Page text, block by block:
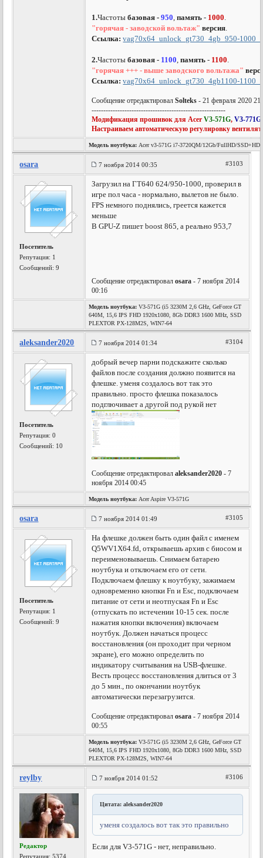
1.Частотыбазовая -950,память - 1000.
"горячая - заводской вольтаж" версия.
Ссылка: vag70x64_unlock_gt730_4gb_950-
2.Частотыбазовая - 1100,память - 1100.
"горячая +++ - выше заводского вольтажа"
Ссылка: vag70x64_unlock_gt730_4gb1100-
Сообщение отредактировалSolteks - 21 февраля 2020
---------------------------------------------------------
Модификация прошивок для AcerV3-571G,V3-771G
Настраиваем автоматическую регулировку
Модель ноутбука: Acer v3-571G i7-3720QM/12Gb/FullHD/
osara 7 ноября 2014 00:35 #3103
Посетитель
Репутация: 1
Сообщений: 9
Загрузил на ГТ640 624/950-1000, проверил в
игре пол часа - нормально, вылетов не было.
FPS немного поднялись, греется кажется
меньше
В GPU-Z пишет boost 865, а реально 953,7
Сообщение отредактировалosara - 7 ноября 2014
00:16
Модель ноутбука: V3-571G (i5 3230M 2,6 GHz, GeForce GT
640M, 15,6 IPS FHD 1920x1080, 8Gb DDR3 1600 MHz, SSD
PLEXTOR PX-128M2S, WIN7-64
aleksander2020 7 ноября 2014 01:34 #3104
Посетитель
Репутация:0
Сообщений: 10
добрый вечер парни подскажите сколько
файлов после создания должно появится на
флешке. уменя создалось вот так это
правильно. просто флешка показалось
подглючивает а другой под рукой нет
Сообщение отредактировалaleksander2020 - 7
ноября 2014 00:45
Модель ноутбука: Acer Aspire V3-571G
osara 7 ноября 2014 01:49 #3105
Посетитель
Репутация: 1
Сообщений: 9
На флешке должен быть один файл с именем
Q5WV1X64.fd, открываешь архив с биосом и
переименовываешь. Снимаем батарею
ноутбука и отключаем его от сети.
Подключаем флешку к ноутбуку, зажимаем
одновременно кнопки Fn и Esc, подключаем
питание от сети и неотпуская Fn и Esc
(отпускать по истечении 10-15 сек. после
нажатия кнопки включения) включаем
ноутбук. Должен начаться процесс
восстановления (он проходит при черном
экране), его можно определить по
индикатору считывания на USB-флешке.
Весть процесс восстановления длиться от 3
до 5 мин., по окончании ноутбук
автоматически перезагрузится.
Сообщение отредактировалosara - 7 ноября 2014
00:55
Модель ноутбука: V3-571G (i5 3230M 2,6 GHz, GeForce GT
640M, 15,6 IPS FHD 1920x1080, 8Gb DDR3 1600 MHz, SSD
PLEXTOR PX-128M2S, WIN7-64
reylby 7 ноября 2014 01:52 #3106
Редактор
Репутация:5374
Цитата: aleksander2020
уменя создалось вот так это правильно
Если для V3-571G - нет, неправильно.